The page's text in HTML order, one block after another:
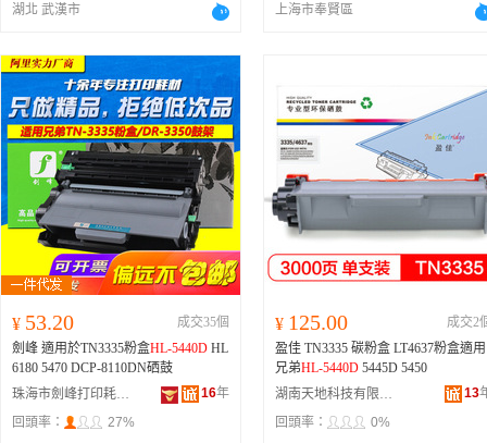
湖北 武漢市 上海市奉賢區
¥ 53.20
成交35個
劍峰 適用於TN3335粉盒HL-5440D HL
6180 5470 DCP-8110DN硒鼓
珠海市劍峰打印耗材有限公司
16年
回頭率：
27%
¥ 125.00
成交2
盈佳 TN3335 碳粉盒 LT4637粉盒適用
兄弟HL-5440D 5445D 5450
湖南天地科技有限公司
13
回頭率：
0%